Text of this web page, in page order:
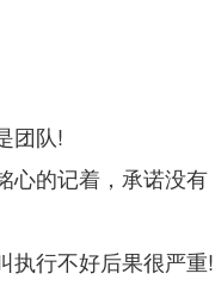
团队!
心的记着，承诺没有
执行不好后果很严重!